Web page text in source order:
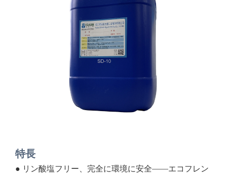
特長
● リン酸塩フリー、完全に環境に安全——エコフレン